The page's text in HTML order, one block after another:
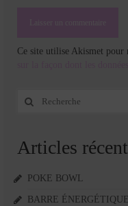
Ce site utilise Akismet pour
Rechercher
Articles
POKE BOWL
BARRE